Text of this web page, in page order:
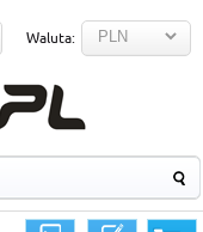
Waluta: